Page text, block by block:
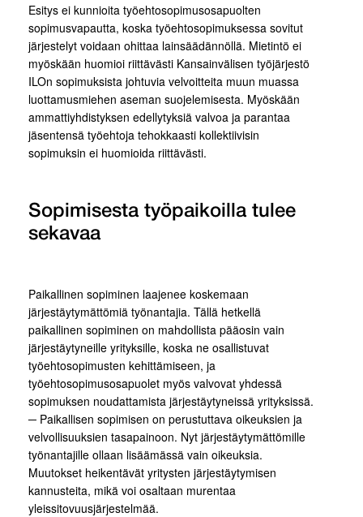
Esitys ei kunnioita työehtosopimusosapuolten
sopimusvapautta, koska työehtosopimuksessa sovitut
järjestelyt voidaan ohittaa lainsäädännöllä. Mietintö ei
myöskään huomioi riittävästi Kansainvälisen työjärjestö
ILOn sopimuksista johtuvia velvoitteita muun muassa
luottamusmiehen aseman suojelemisesta. Myöskään
ammattiyhdistyksen edellytyksiä valvoa ja parantaa
jäsentensä työehtoja tehokkaasti kollektiivisin
sopimuksin ei huomioida riittävästi.
Sopimisesta työpaikoilla tulee
sekavaa
Paikallinen sopiminen laajenee koskemaan
järjestäytymättömiä työnantajia. Tällä hetkellä
paikallinen sopiminen on mahdollista pääosin vain
järjestäytyneille yrityksille, koska ne osallistuvat
työehtosopimusten kehittämiseen, ja
työehtosopimusosapuolet myös valvovat yhdessä
sopimuksen noudattamista järjestäytyneissä yrityksissä.
─ Paikallisen sopimisen on perustuttava oikeuksien ja
velvollisuuksien tasapainoon. Nyt järjestäytymättömille
työnantajille ollaan lisäämässä vain oikeuksia.
Muutokset heikentävät yritysten järjestäytymisen
kannusteita, mikä voi osaltaan murentaa
yleissitovuusjärjestelmää.